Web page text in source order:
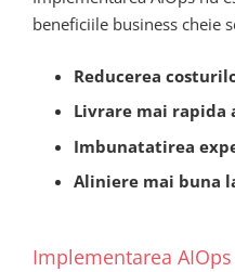
beneficiile business cheie
Reducerea
Livrare mai rapida
Imbunatatirea
Aliniere mai buna
Implementarea